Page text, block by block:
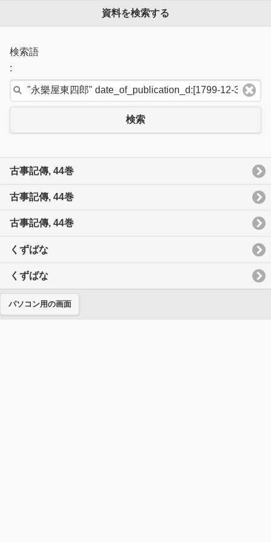
資料を検索する
検索語
:
検索
古事記傳, 44巻
古事記傳, 44巻
古事記傳, 44巻
くずばな
くずばな
パソコン用の画面